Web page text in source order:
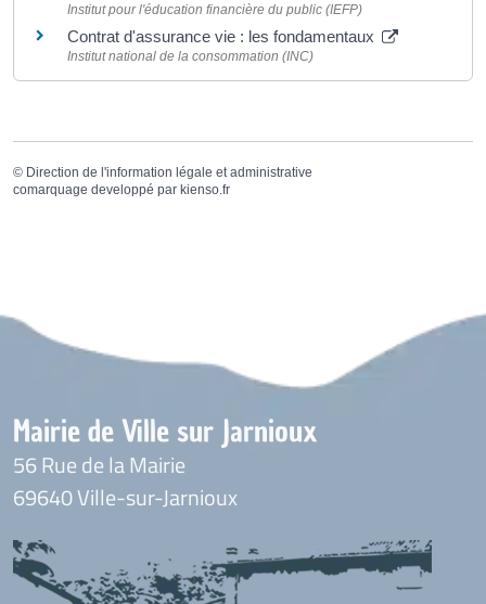
Institut pour l'éducation financière du public (IEFP)
Contrat d'assurance vie : les fondamentaux
Institut national de la consommation (INC)
© Direction de l'information légale et administrative
comarquage developpé par kienso.fr
Mairie de Ville sur Jarnioux
56 Rue de la Mairie
69640 Ville-sur-Jarnioux